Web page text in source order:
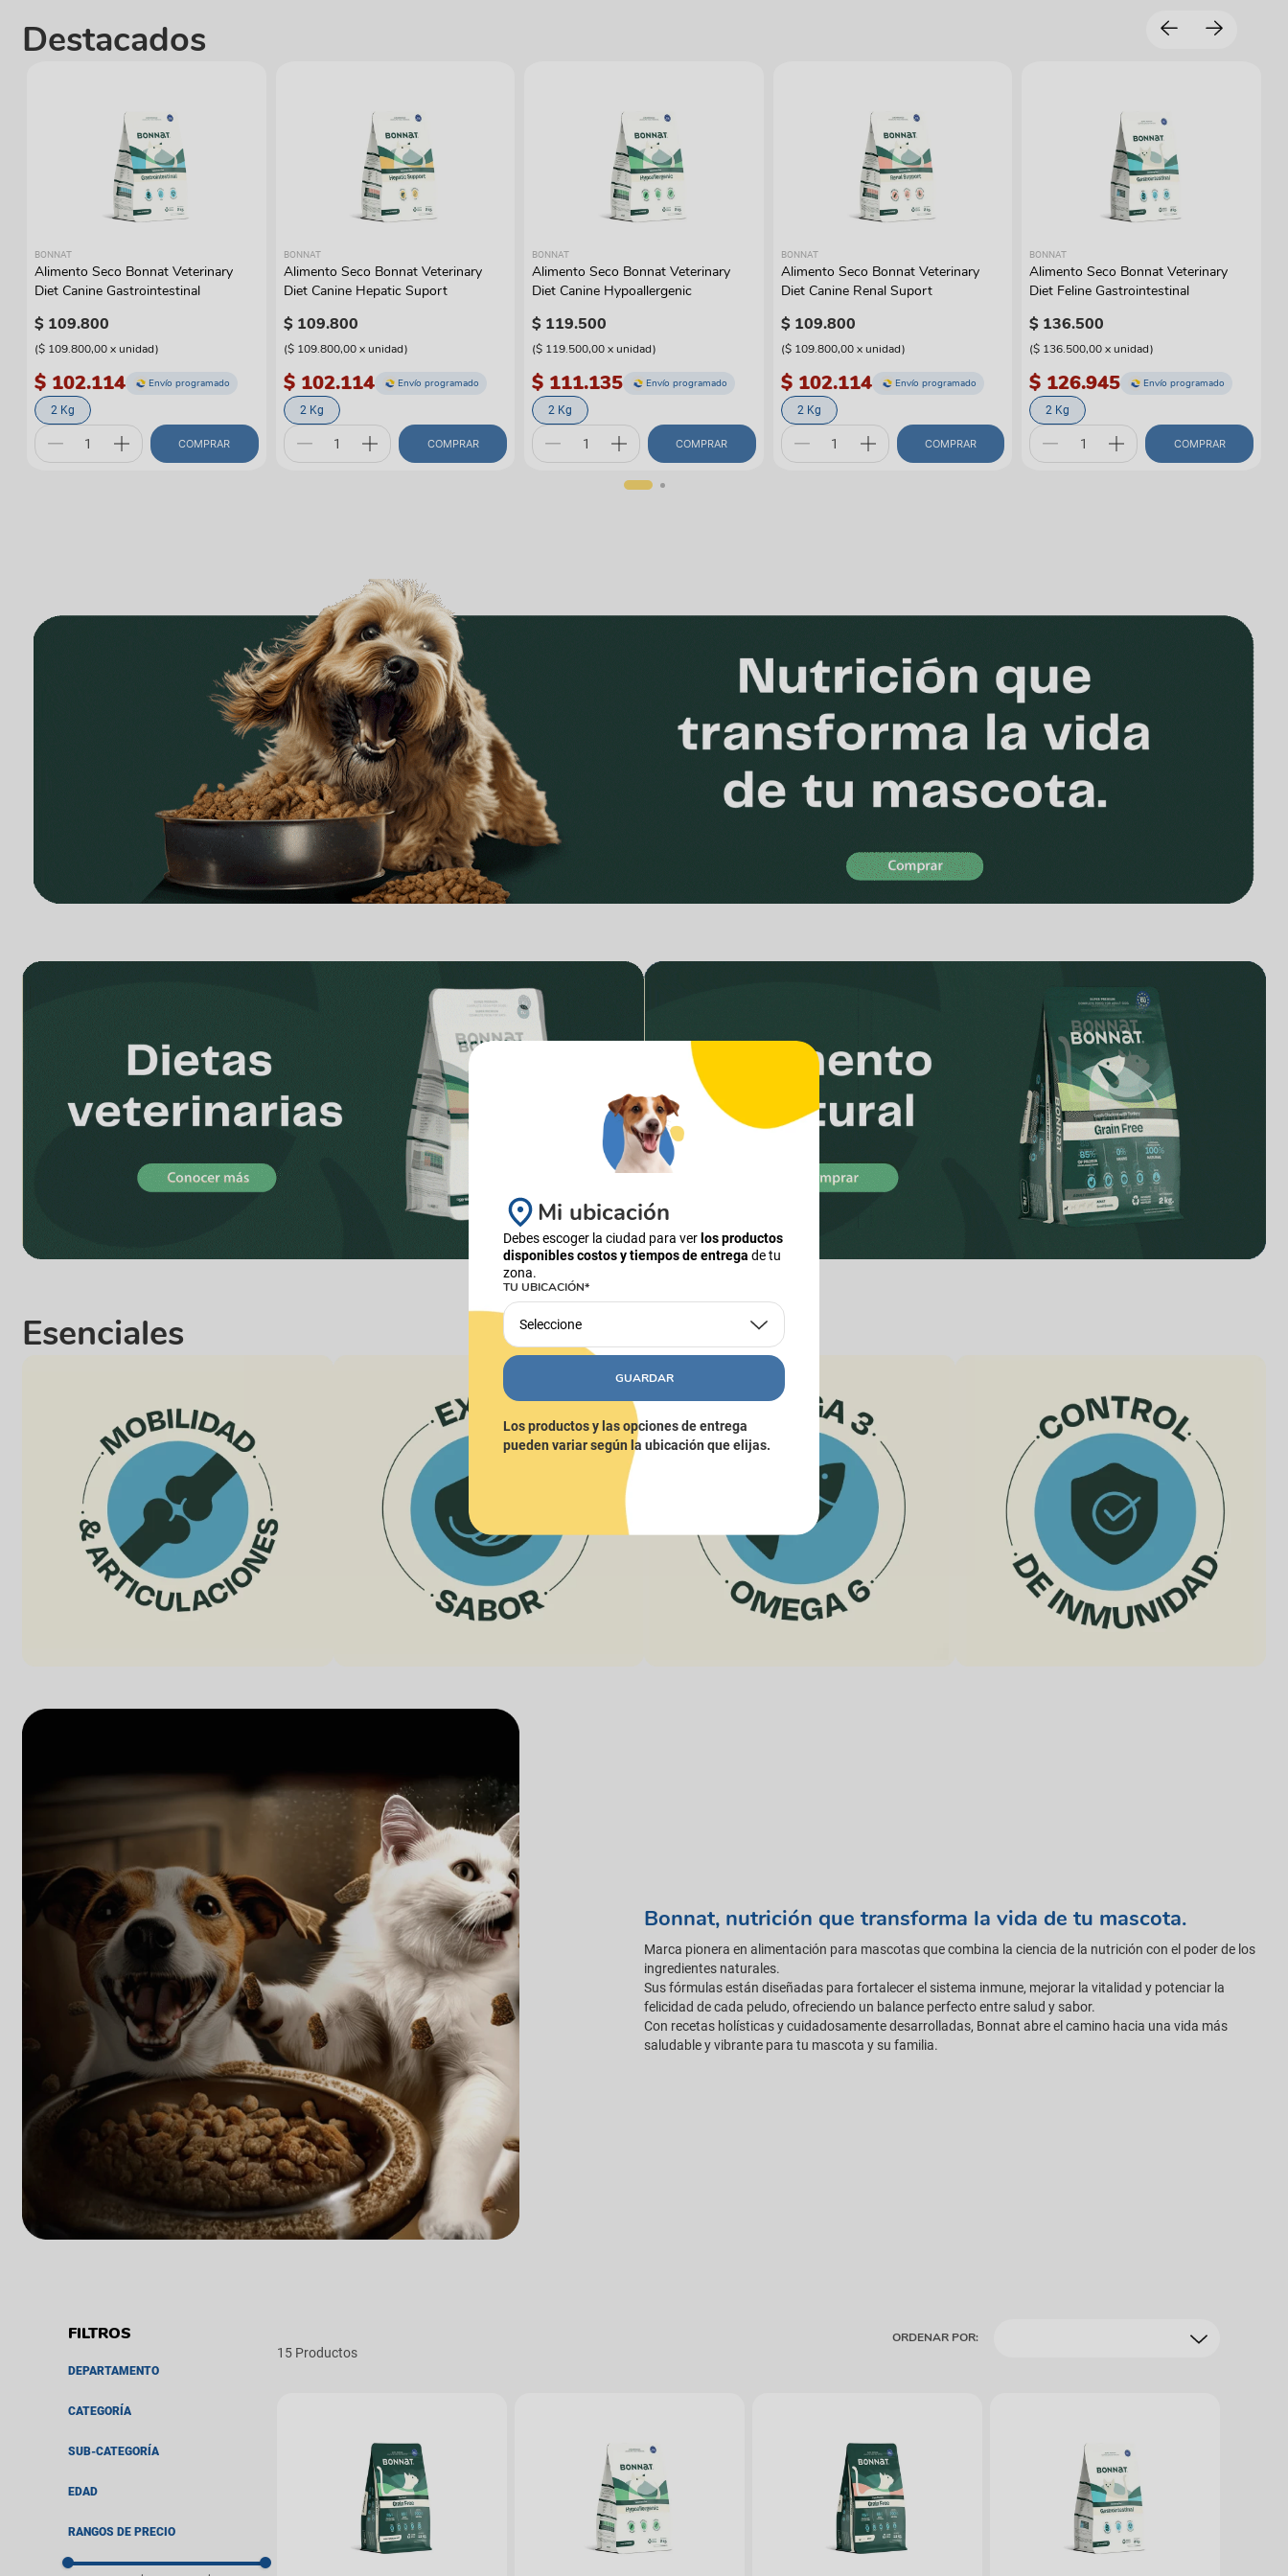
Destacados
BONNAT
Alimento Seco Bonnat Veterinary
Diet Canine Gastrointestinal
$ 109.800
($ 109.800,00xunidad)
$ 102.114 Envío programado
2 Kg
COMPRAR
BONNAT
Alimento Seco Bonnat Veterinary
Diet Canine Hepatic Suport
$ 109.800
($ 109.800,00xunidad)
$ 102.114 Envío programado
2 Kg
COMPRAR
BONNAT
Alimento Seco Bonnat Veterinary
Diet Canine Hypoallergenic
$ 119.500
($ 119.500,00xunidad)
$ 111.135 Envío programado
2 Kg
COMPRAR
BONNAT
Alimento Seco Bonnat Veterinary
Diet Canine Renal Suport
$ 109.800
($ 109.800,00xunidad)
$ 102.114 Envío programado
2 Kg
COMPRAR
BONNAT
Alimento Seco Bonnat Veterinary
Diet Feline Gastrointestinal
$ 136.500
($ 136.500,00xunidad)
$ 126.945 Envío programado
2 Kg
COMPRAR
Esenciales
Bonnat, nutrición que transforma la vida de tu mascota.
Marca pionera en alimentación para mascotas que combina la ciencia de la nutrición con el poder de los
ingredientes naturales.
Sus fórmulas están diseñadas para fortalecer el sistema inmune, mejorar la vitalidad y potenciar la
felicidad de cada peludo, ofreciendo un balance perfecto entre salud y sabor.
Con recetas holísticas y cuidadosamente desarrolladas, Bonnat abre el camino hacia una vida más
saludable y vibrante para tu mascota y su familia.
DEPARTAMENTO
Perros
CATEGORÍA
Alimentos
SUB-CATEGORÍA
Alimento Seco
EDAD
Cachorro
Senior
RANGOS DE PRECIO
15
ORDENAR POR:
Mi ubicación
Debes escoger la ciudad para ver los productos
disponibles costos y tiempos de entrega de tu
zona.
TU UBICACIÓN*
Seleccione
GUARDAR
Los productos y las opciones de entrega
pueden variar según la ubicación que elijas.